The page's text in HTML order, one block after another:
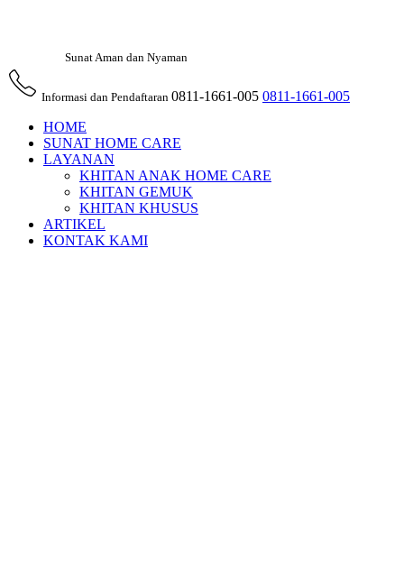
Sunat Aman dan Nyaman
Informasi dan Pendaftaran 0811-1661-005 0811-1661-005
HOME
SUNAT HOME CARE
LAYANAN
KHITAN ANAK HOME CARE
KHITAN GEMUK
KHITAN KHUSUS
ARTIKEL
KONTAK KAMI